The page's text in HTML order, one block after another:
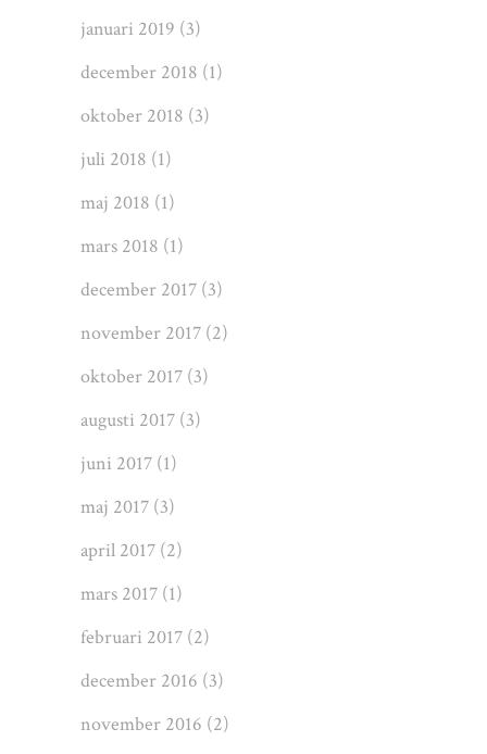
januari 2019 (3)
december 2018 (1)
oktober 2018 (3)
juli 2018 (1)
maj 2018 (1)
mars 2018 (1)
december 2017 (3)
november 2017 (2)
oktober 2017 (3)
augusti 2017 (3)
juni 2017 (1)
maj 2017 (3)
april 2017 (2)
mars 2017 (1)
februari 2017 (2)
december 2016 (3)
november 2016 (2)